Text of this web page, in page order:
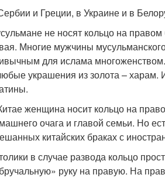
и Греции, в Украине и в
не носят кольцо на
Многие мужчины
для ислама многоженством.
украшения из золота – харам.
женщина носит кольцо на
очага и главой семьи. Но
китайских браках с
в случае развода кольцо
руку на правую. На